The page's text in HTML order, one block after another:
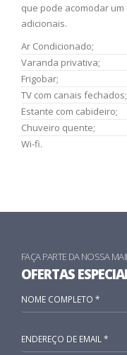
que pode acomodar
adicionais.
Ar Condicionado;
Varanda privativa;
Frigobar;
TV com canais fechados;
Estante com cabideiro;
Chuveiro quente;
Wi-fi.
FAÇA PARTE DA NOSSA
OFERTAS